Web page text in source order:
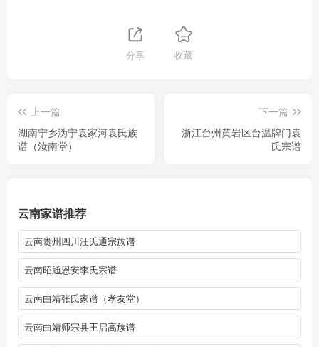
分享 收藏
上一篇
湖南宁乡沩宁袁家河袁氏族
谱（汝南堂）
下一篇
浙江台州黄岩区台温牌门袁
氏宗谱
云南家谱推荐
云南贵州四川汪氏通宗族谱
云南昭通恩安李氏宗谱
云南曲靖张氏家谱（孝友堂）
云南曲靖师宗县王启高族谱